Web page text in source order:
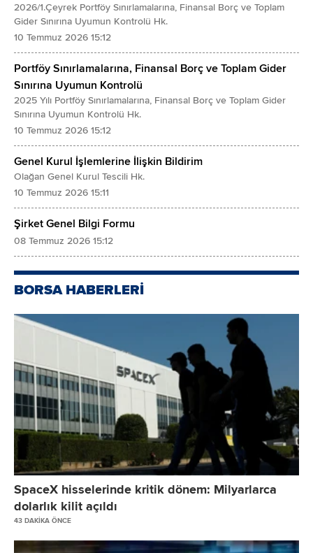
2026/1.Çeyrek Portföy Sınırlamalarına, Finansal Borç ve Toplam
Gider Sınırına Uyumun Kontrolü Hk.
10 Temmuz 2026 15:12
Portföy Sınırlamalarına, Finansal Borç ve Toplam Gider
Sınırına Uyumun Kontrolü
2025 Yılı Portföy Sınırlamalarına, Finansal Borç ve Toplam Gider
Sınırına Uyumun Kontrolü Hk.
10 Temmuz 2026 15:12
Genel Kurul İşlemlerine İlişkin Bildirim
Olağan Genel Kurul Tescili Hk.
10 Temmuz 2026 15:11
Şirket Genel Bilgi Formu
08 Temmuz 2026 15:12
BORSA HABERLERİ
SpaceX hisselerinde kritik dönem: Milyarlarca
dolarlık kilit açıldı
43 DAKIKA ÖNCE